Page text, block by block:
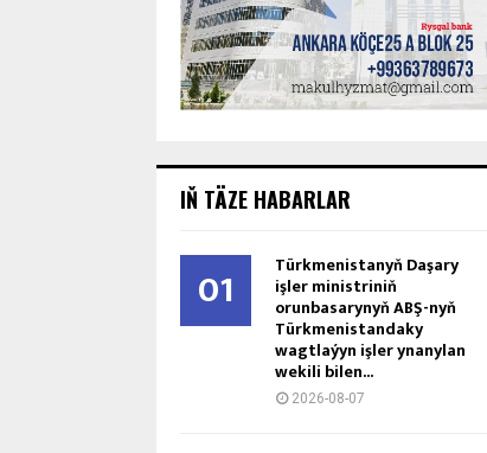
IŇ TÄZE HABARLAR
01 Türkmenistanyň Daşary
işler ministriniň
orunbasarynyň ABŞ-nyň
Türkmenistandaky
wagtlaýyn işler ynanylan
wekili bilen...
2026-08-07